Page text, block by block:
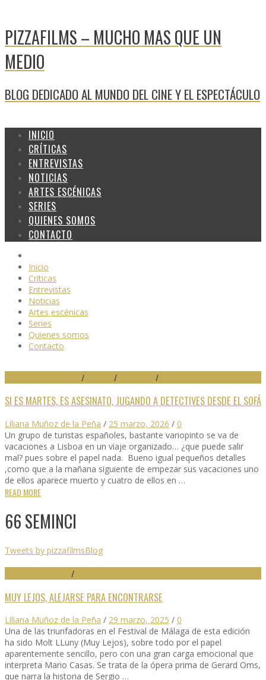
PIZZAFILMS – MUCHO MAS QUE UN
MEDIO
BLOG DEDICADO AL MUNDO DEL CINE Y EL ESPECTÁCULO
INICIO
CRÍTICAS
ENTREVISTAS
NOTICIAS
ARTES ESCÉNICAS
SERIES
QUIENES SOMOS
CONTACTO
Inicio
Críticas
Entrevistas
Noticias
Artes escénicas
Series
Quienes somos
Contacto
/ / /
SI ES MARTES, ES ASESINATO, JUGANDO A DETECTIVES DESDE EL SOFÁ
Liliana Muñoz de la Peña / 25 marzo, 2026 / 0
Un grupo de turistas españoles, bastante variopinto se va de
vacaciones a Lisboa en un viaje organizado… ¿que puede salir
mal? pues sobre el papel nada. Bueno igual pequeños detalles
,como que a la mañana siguiente de empezar sus vacaciones uno
de ellos aparece muerto y cuatro de ellos en …
READ MORE
66 SEMINCI
Tweets by pizzafilmsBlog
/
MUY LEJOS, ALEJARSE PARA ENCONTRARSE
Liliana Muñoz de la Peña / 29 marzo, 2025 / 0
Una de las triunfadoras en el Festival de Málaga de esta edición
ha sido Molt LLuny (Muy Lejos), sobre todo por el papel
aparentemente sencillo, pero con una gran carga emocional que
interpreta Mario Casas. Se trata de la ópera prima de Gerard Oms,
que narra la historia de Sergio …